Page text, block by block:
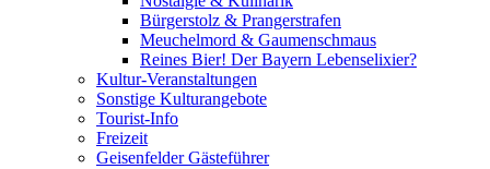
Bürgerstolz & Prangerstrafen
Meuchelmord & Gaumenschmaus
Reines Bier! Der Bayern Lebenselixier?
Kultur-Veranstaltungen
Sonstige Kulturangebote
Tourist-Info
Freizeit
Geisenfelder Gästeführer